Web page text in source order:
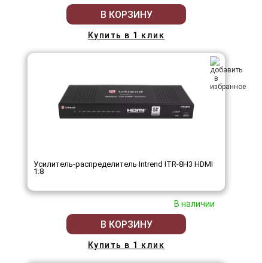
В КОРЗИНУ
Купить в 1 клик
Усилитель-распределитель Intrend ITR-8H3 HDMI
1:8
В наличии
В КОРЗИНУ
Купить в 1 клик